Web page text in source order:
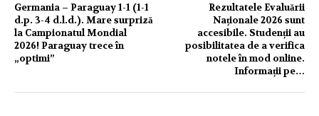
Germania – Paraguay 1-1 (1-1
d.p. 3-4 d.l.d.). Mare surpriză
la Campionatul Mondial
2026! Paraguay trece în
„optimi”
Rezultatele Evaluării
Naționale 2026 sunt
accesibile. Studenții au
posibilitatea de a verifica
notele în mod online.
Informații pe…